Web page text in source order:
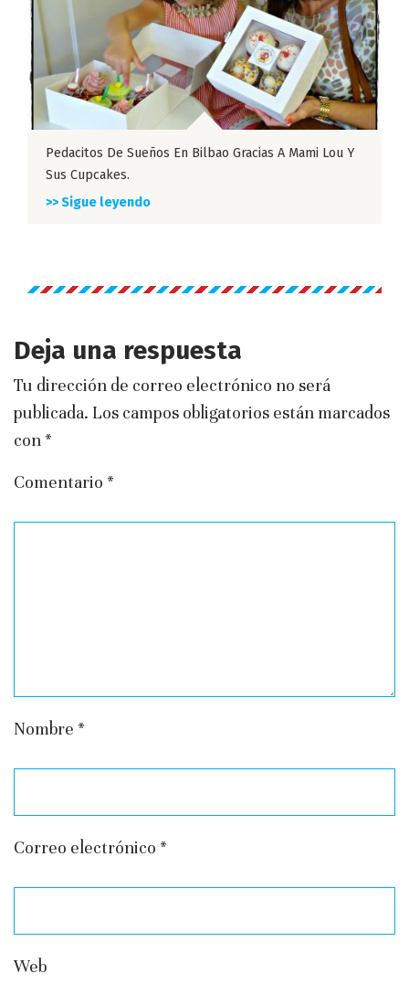
Pedacitos De Sueños En Bilbao Gracias A Mami Lou Y
Sus Cupcakes.
>> Sigue leyendo
Deja una respuesta
Tu dirección de correo electrónico no será
publicada. Los campos obligatorios están marcados
con *
Comentario *
Nombre *
Correo electrónico *
Web